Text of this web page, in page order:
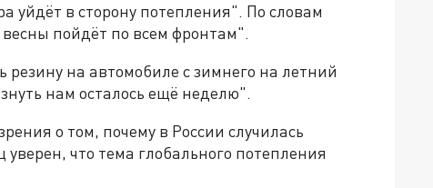
уйдёт в сторону потепления". По словам
пойдёт по всем фронтам".
на автомобиле с зимнего на летний
нам осталось ещё неделю".
о том, почему в России случилась
что тема глобального потепления